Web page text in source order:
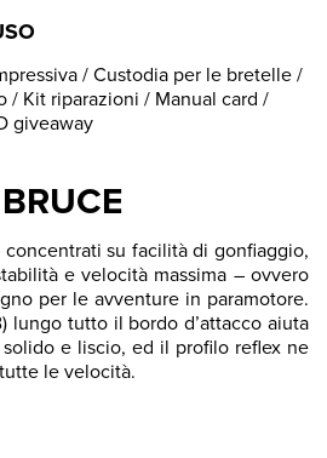
su facilità di gonfiaggio,
e velocità massima – ovvero
per le avventure in paramotore.
lungo tutto il bordo d’attacco aiuta
e liscio, ed il profilo reflex ne
le velocità.
/ Custodia per le bretelle /
/ Kit riparazioni / Manual card /
giveaway